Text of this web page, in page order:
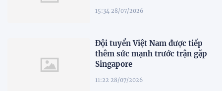
15:34 28/07/2026
Đội tuyển Việt Nam được tiếp
thêm sức mạnh trước trận gặp
Singapore
11:22 28/07/2026